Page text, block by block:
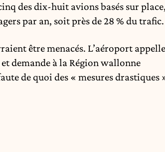
des dix-huit avions basés sur
par an, soit près de 28 % du trafic.
être menacés. L’aéroport appelle
demande à la Région wallonne
de quoi des « mesures drastiques